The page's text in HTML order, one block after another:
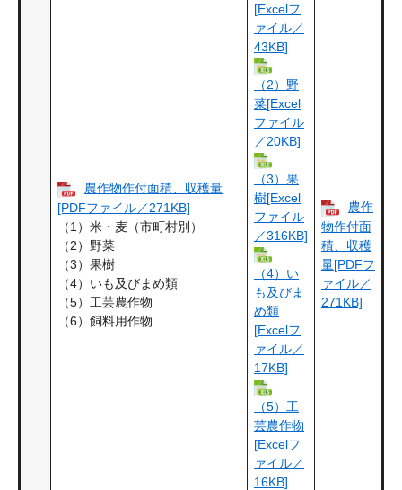
農作物作付面積、収穫量
[PDFファイル／271KB]
（1）米・麦（市町村別）
（2）野菜
（3）果樹
（4）いも及びまめ類
（5）工芸農作物
（6）飼料用作物
[Excelフ
ァイル／
43KB]
（2）野
菜[Excel
ファイル
／20KB]
（3）果
樹[Excel
ファイル
／316KB]
（4）い
も及びま
め類
[Excelフ
ァイル／
17KB]
（5）工
芸農作物
[Excelフ
ァイル／
16KB]
農作
物作付面
積、収穫
量[PDFフ
ァイル／
271KB]